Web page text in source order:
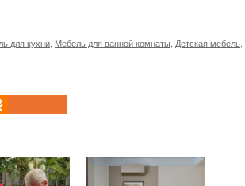
для кухни Мебель для ванной комнаты Детская мебель